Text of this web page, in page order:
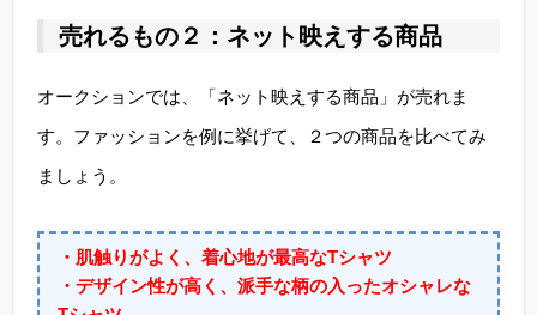
売れるもの２：ネット映えする商品
オークションでは、「ネット映えする商品」が売れま
す。ファッションを例に挙げて、２つの商品を比べてみ
ましょう。
・肌触りがよく、着心地が最高なTシャツ
・デザイン性が高く、派手な柄の入ったオシャレな